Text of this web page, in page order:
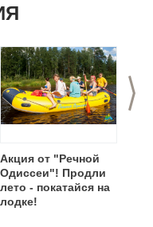
>
Акция от "Речной
Одиссеи"! Продли
лето - покатайся на
лодке!